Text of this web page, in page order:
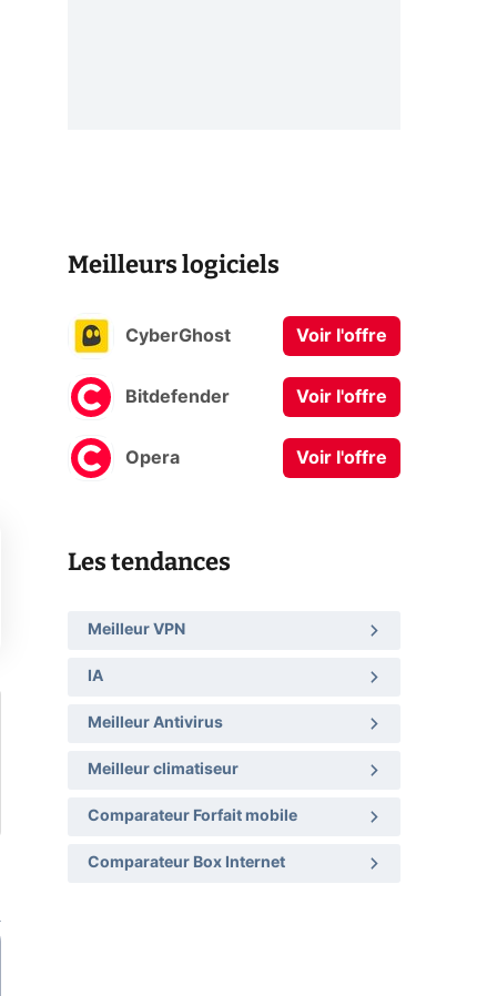
Meilleurs logiciels
CyberGhost Voir l'offre
Bitdefender Voir l'offre
Opera Voir l'offre
Les tendances
Meilleur VPN
IA
Meilleur Antivirus
Meilleur climatiseur
Comparateur Forfait mobile
Comparateur Box Internet